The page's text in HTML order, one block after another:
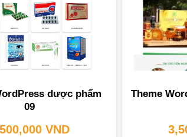
dược phẩm
09
VND
Theme